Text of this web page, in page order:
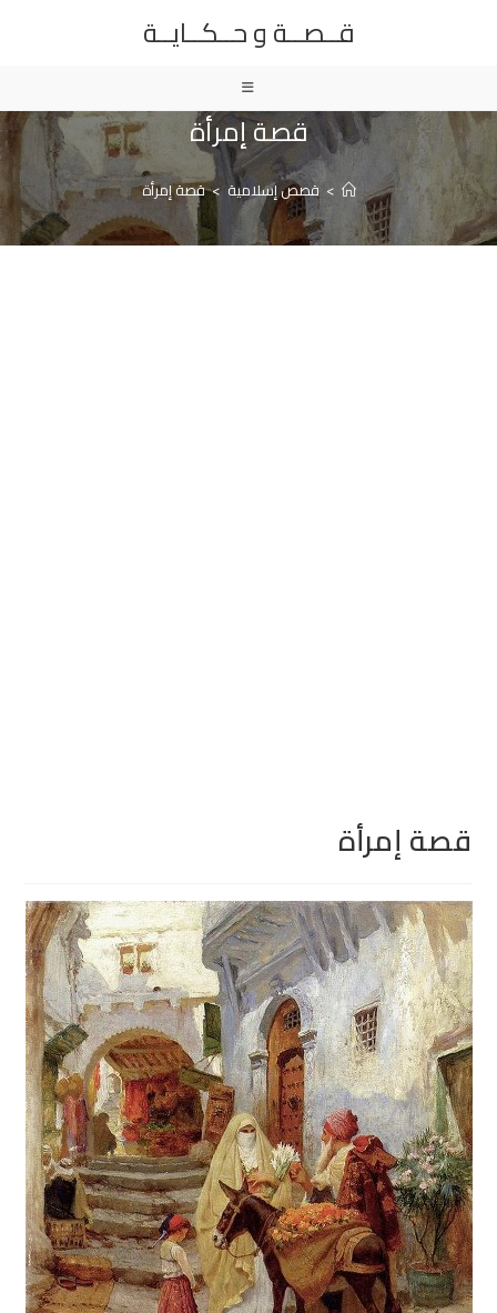
قــصــة و حــكــايــة
قصة إمرأة
> قصص إسلامية > قصة إمرأة
قصة إمرأة